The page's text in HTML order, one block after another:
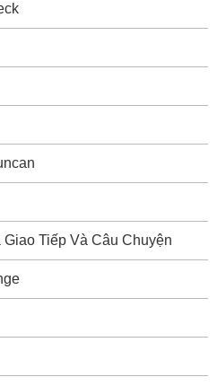
Tiếp Và Câu Chuyện